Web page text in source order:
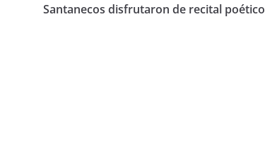
Santanecos disfrutaron de recital poético